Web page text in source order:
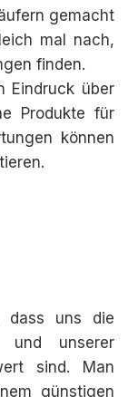
gemacht
mal nach,
finden.
Eindruck über
Produkte für
können
dass uns die
und unserer
sind. Man
günstigen